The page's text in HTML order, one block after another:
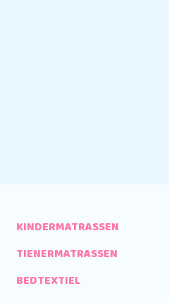
KINDERMATRASSEN
TIENERMATRASSEN
BEDTEXTIEL